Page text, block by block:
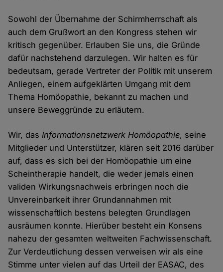
Sowohl der Übernahme der Schirmherrschaft als
auch dem Grußwort an den Kongress stehen wir
kritisch gegenüber. Erlauben Sie uns, die Gründe
dafür nachstehend darzulegen. Wir halten es für
bedeutsam, gerade Vertreter der Politik mit unserem
Anliegen, einem aufgeklärten Umgang mit dem
Thema Homöopathie, bekannt zu machen und
unsere Beweggründe zu erläutern.
Wir, dasInformationsnetzwerk Homöopathie, seine
Mitglieder und Unterstützer, klären seit 2016 darüber
auf, dass es sich bei der Homöopathie um eine
Scheintherapie handelt, die weder jemals einen
validen Wirkungsnachweis erbringen noch die
Unvereinbarkeit ihrer Grundannahmen mit
wissenschaftlich bestens belegten Grundlagen
ausräumen konnte. Hierüber besteht ein Konsens
nahezu der gesamten weltweiten Fachwissenschaft.
Zur Verdeutlichung dessen verweisen wir als eine
Stimme unter vielen auf das Urteil der EASAC, des